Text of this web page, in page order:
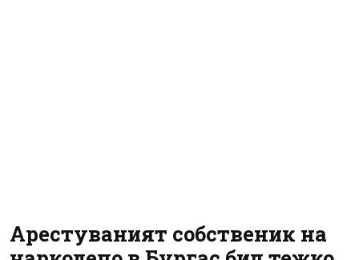
Арестуваният собственик на